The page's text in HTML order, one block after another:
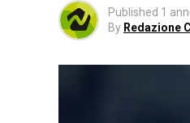
Published 1
By Redazione